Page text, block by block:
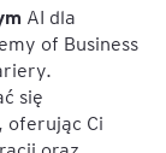
AI dla
of Business
się
oferując Ci